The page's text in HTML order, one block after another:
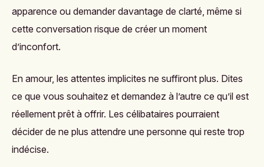
apparence ou demander davantage de clarté, même si
cette conversation risque de créer un moment
d’inconfort.
En amour, les attentes implicites ne suffiront plus. Dites
ce que vous souhaitez et demandez à l’autre ce qu’il est
réellement prêt à offrir. Les célibataires pourraient
décider de ne plus attendre une personne qui reste trop
indécise.